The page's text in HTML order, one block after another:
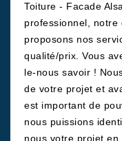
Toiture - Facade
professionnel, notre
proposons nos
qualité/prix. Vous
le-nous savoir !
de votre projet et
est important de
nous puissions
nous votre projet en